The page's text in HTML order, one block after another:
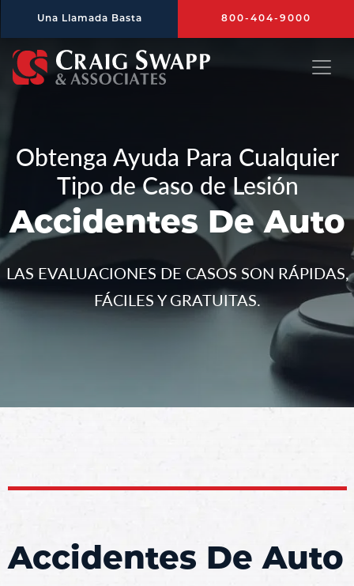
Una Llamada Basta 800-404-9000
Obtenga Ayuda Para Cualquier
Tipo de Caso de Lesión
Accidentes De Auto
LAS EVALUACIONES DE CASOS SON RÁPIDAS,
FÁCILES Y GRATUITAS.
Accidentes De Auto